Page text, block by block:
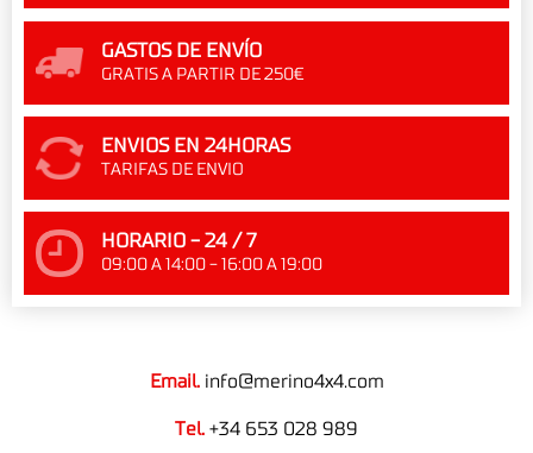
GASTOS DE ENVÍO
GRATIS A PARTIR DE 250€
ENVIOS EN 24HORAS
TARIFAS DE ENVIO
HORARIO - 24 / 7
09:00 A 14:00 - 16:00 A 19:00
Email. info@merino4x4.com
Tel. +34 653 028 989